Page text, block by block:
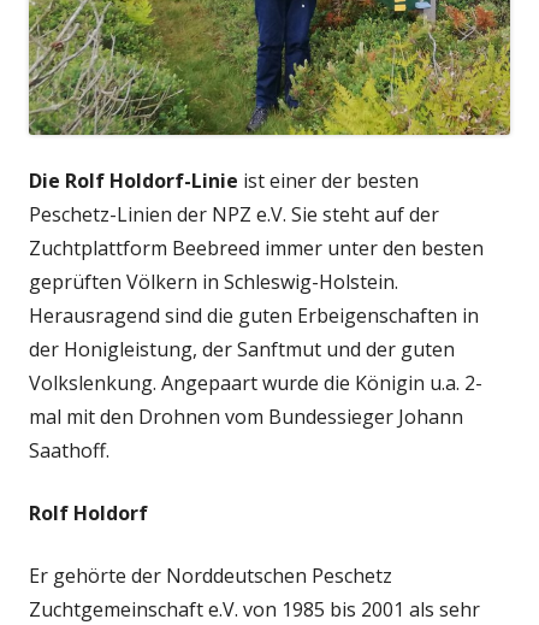
Die Rolf Holdorf-Linie ist einer der besten
Peschetz-Linien der NPZ e.V. Sie steht auf der
Zuchtplattform Beebreed immer unter den besten
geprüften Völkern in Schleswig-Holstein.
Herausragend sind die guten Erbeigenschaften in
der Honigleistung, der Sanftmut und der guten
Volkslenkung. Angepaart wurde die Königin u.a. 2-
mal mit den Drohnen vom Bundessieger Johann
Saathoff.
Rolf Holdorf
Er gehörte der Norddeutschen Peschetz
Zuchtgemeinschaft e.V. von 1985 bis 2001 als sehr